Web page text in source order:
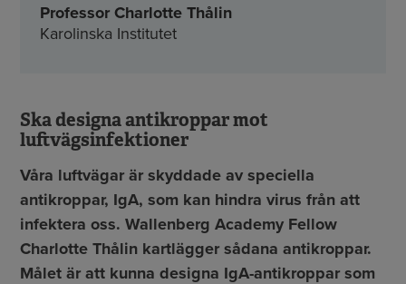
Professor Charlotte Thålin
Karolinska Institutet
Ska designa antikroppar mot
luftvägsinfektioner
Våra luftvägar är skyddade av speciella
antikroppar, IgA, som kan hindra virus från att
infektera oss. Wallenberg Academy Fellow
Charlotte Thålin kartlägger sådana antikroppar.
Målet är att kunna designa IgA-antikroppar som